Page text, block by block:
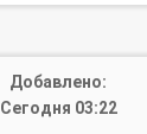
Добавлено:
Сегодня 03:22